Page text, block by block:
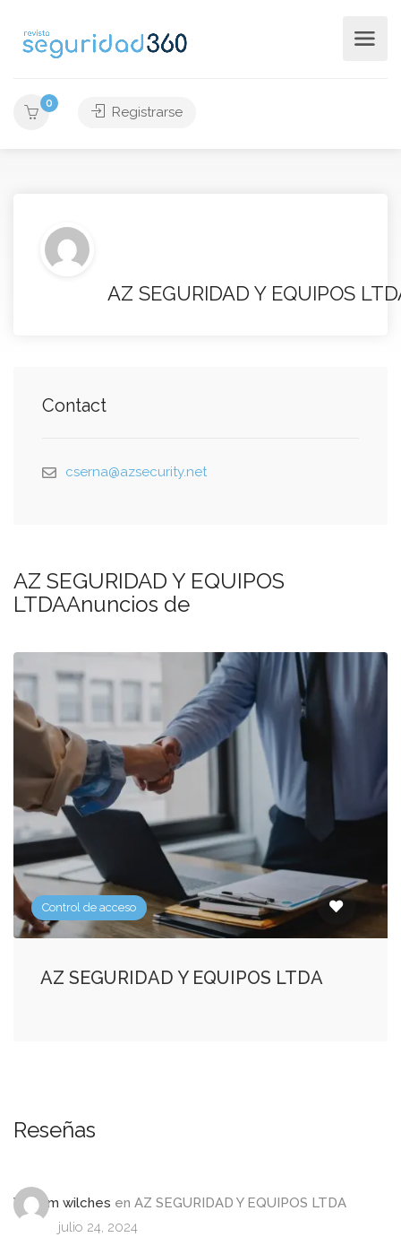
0
Registrarse
AZ SEGURIDAD Y EQUIPOS
Contact
cserna@azsecurity.net
AZ SEGURIDAD Y EQUIPOS
LTDAAnuncios de
Control de acceso
AZ SEGURIDAD Y EQUIPOS LTDA
Reseñas
William wilches en AZ SEGURIDAD Y EQUIPOS LTDA
julio 24, 2024